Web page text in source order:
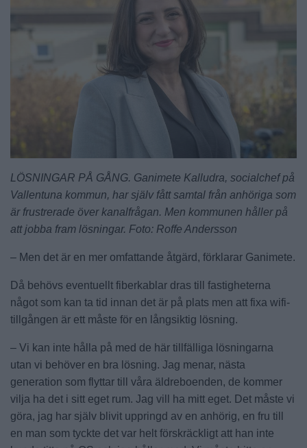
LÖSNINGAR PÅ GÅNG. Ganimete Kalludra, socialchef på
Vallentuna kommun, har själv fått samtal från anhöriga som
är frustrerade över kanalfrågan. Men kommunen håller på
att jobba fram lösningar. Foto: Roffe Andersson
– Men det är en mer omfattande åtgärd, förklarar Ganimete.
Då behövs eventuellt fiberkablar dras till fastigheterna
något som kan ta tid innan det är på plats men att fixa wifi-
tillgången är ett måste för en långsiktig lösning.
– Vi kan inte hålla på med de här tillfälliga lösningarna
utan vi behöver en bra lösning. Jag menar, nästa
generation som flyttar till våra äldreboenden, de kommer
vilja ha det i sitt eget rum. Jag vill ha mitt eget. Det måste vi
göra, jag har själv blivit uppringd av en anhörig, en fru till
en man som tyckte det var helt förskräckligt att han inte